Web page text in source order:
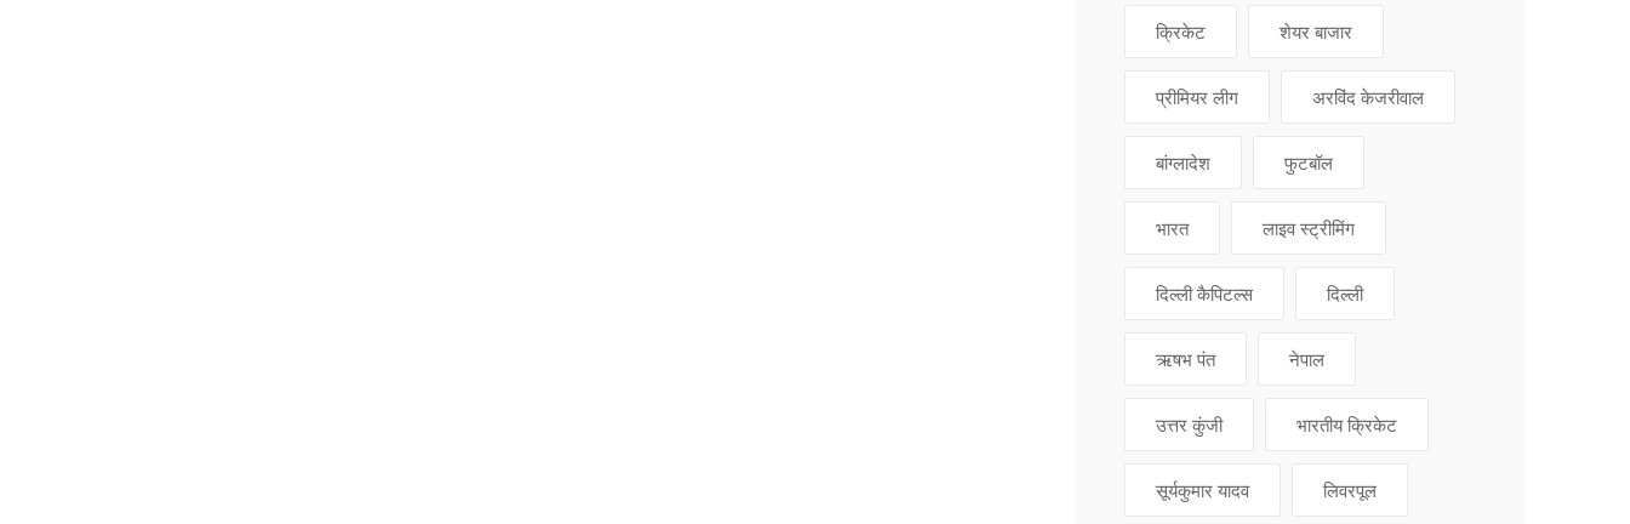
क्रिकेट शेयर बाजार
प्रीमियर लीग अरविंद केजरीवाल
बांग्लादेश फुटबॉल
भारत लाइव स्ट्रीमिंग
दिल्ली कैपिटल्स दिल्ली
ऋषभ पंत नेपाल
उत्तर कुंजी भारतीय क्रिकेट
सूर्यकुमार यादव लिवरपूल